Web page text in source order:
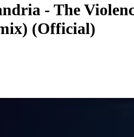
- The
(Official)